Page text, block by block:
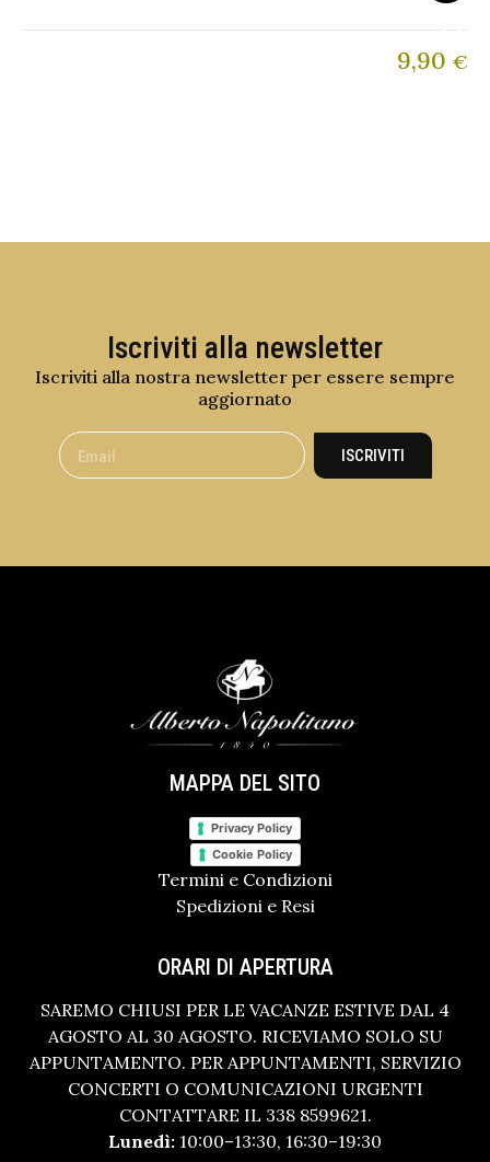
9,90 €
Iscriviti alla newsletter
Iscriviti alla nostra newsletter per essere sempre
aggiornato
ISCRIVITI
MAPPA DEL SITO
Privacy Policy
Cookie Policy
Termini e Condizioni
Spedizioni e Resi
ORARI DI APERTURA
SAREMO CHIUSI PER LE VACANZE ESTIVE DAL 4
AGOSTO AL 30 AGOSTO. RICEVIAMO SOLO SU
APPUNTAMENTO. PER APPUNTAMENTI, SERVIZIO
CONCERTI O COMUNICAZIONI URGENTI
CONTATTARE IL 338 8599621.
Lunedì: 10:00–13:30, 16:30–19:30